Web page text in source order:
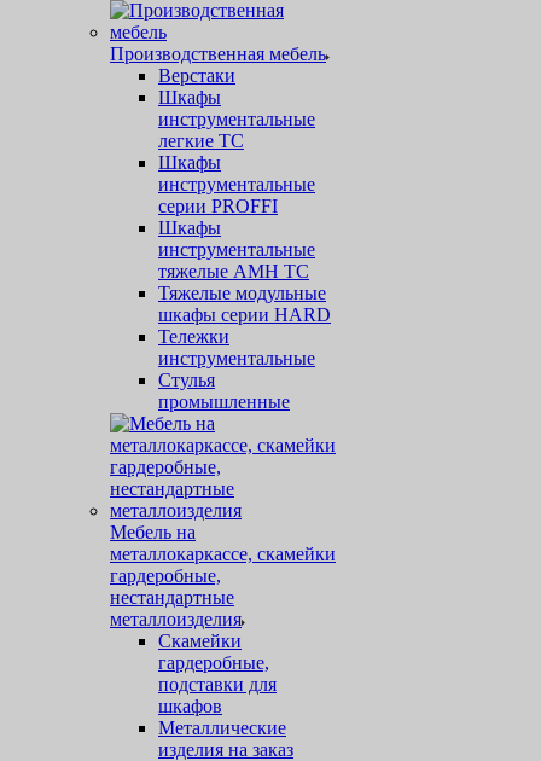
Производственная мебель
Верстаки
Шкафы
инструментальные
легкие ТС
Шкафы
инструментальные
серии PROFFI
Шкафы
инструментальные
тяжелые AMH TC
Тяжелые модульные
шкафы серии HARD
Тележки
инструментальные
Стулья
промышленные
Мебель на
металлокаркассе, скамейки
гардеробные,
нестандартные
металлоизделия
Скамейки
гардеробные,
подставки для
шкафов
Металлические
изделия на заказ